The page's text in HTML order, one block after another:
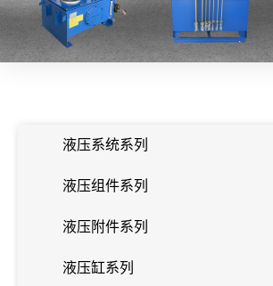
液压系统系列
液压组件系列
液压附件系列
液压缸系列